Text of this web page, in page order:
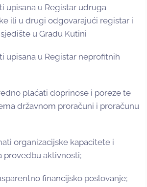
upisana u Registar udruga
ili u drugi odgovarajući registar i
u Gradu Kutini
upisana u Registar neprofitnih
plaćati doprinose i poreze te
državnom proračuni i proračunu
organizacijske kapacitete i
provedbu aktivnosti;
financijsko poslovanje;